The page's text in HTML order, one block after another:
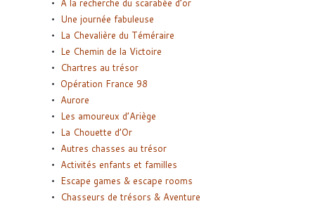
A la recherche du scarabée d’or
Une journée fabuleuse
La Chevalière du Téméraire
Le Chemin de la Victoire
Chartres au trésor
Opération France 98
Aurore
Les amoureux d’Ariège
La Chouette d’Or
Autres chasses au trésor
Activités enfants et familles
Escape games & escape rooms
Chasseurs de trésors & Aventure